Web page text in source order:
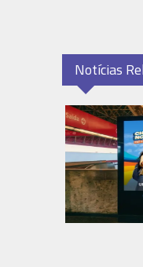
Notícias